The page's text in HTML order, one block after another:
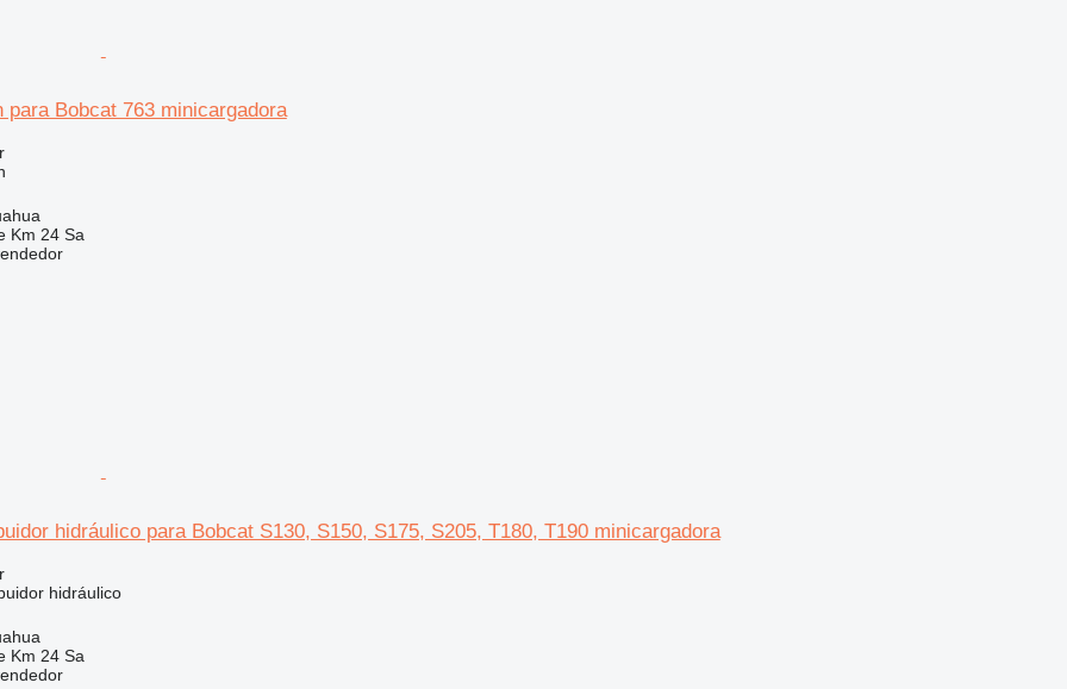
para Bobcat 763 minicargadora
Km 24 Sa
hidráulico para Bobcat S130, S150, S175, S205, T180, T190 minicargadora
hidráulico
Km 24 Sa